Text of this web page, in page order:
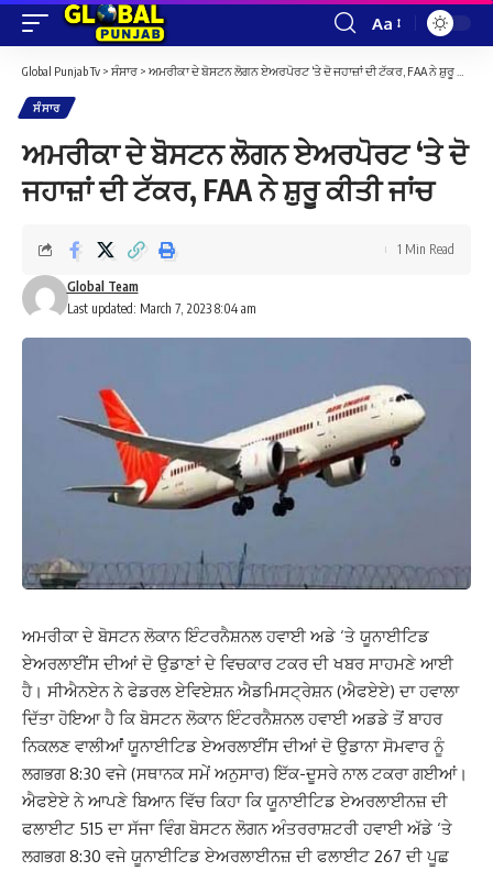
Font
Resizer
Aa
Global Punjab Tv > ਸੰਸਾਰ > ਅਮਰੀਕਾ ਦੇ ਬੋਸਟਨ ਲੋਗਨ ਏਅਰਪੋਰਟ ‘ਤੇ ਦੋ ਜਹਾਜ਼ਾਂ ਦੀ ਟੱਕਰ, FAA ਨੇ ਸ਼ੁਰੂ ਕੀਤੀ ਜਾਂਚ
ਸੰਸਾਰ
ਅਮਰੀਕਾ ਦੇ ਬੋਸਟਨ ਲੋਗਨ ਏਅਰਪੋਰਟ ‘ਤੇ ਦੋ
ਜਹਾਜ਼ਾਂ ਦੀ ਟੱਕਰ, FAA ਨੇ ਸ਼ੁਰੂ ਕੀਤੀ ਜਾਂਚ
Last updated: March 7, 2023 8:04 am
Global Team
1 Min Read
ਅਮਰੀਕਾ ਦੇ ਬੋਸਟਨ ਲੋਕਾਨ ਇੰਟਰਨੈਸ਼ਨਲ ਹਵਾਈ ਅਡੇ ‘ਤੇ ਯੂਨਾਈਟਿਡ
ਏਅਰਲਾਈਂਸ ਦੀਆਂ ਦੋ ਉਡਾਣਾਂ ਦੇ ਵਿਚਕਾਰ ਟਕਰ ਦੀ ਖਬਰ ਸਾਹਮਣੇ ਆਈ
ਹੈ। ਸੀਐਨਏਨ ਨੇ ਫੇਡਰਲ ਏਵਿਏਸ਼ਨ ਐਡਮਿਸਟ੍ਰੇਸ਼ਨ (ਐਫਏਏ) ਦਾ ਹਵਾਲਾ
ਦਿੱਤਾ ਹੋਇਆ ਹੈ ਕਿ ਬੋਸਟਨ ਲੋਕਾਨ ਇੰਟਰਨੈਸ਼ਨਲ ਹਵਾਈ ਅਡਡੇ ਤੋਂ ਬਾਹਰ
ਨਿਕਲਣ ਵਾਲੀਆਂਂ ਯੂਨਾਈਟਿਡ ਏਅਰਲਾਈਂਸ ਦੀਆਂ ਦੋ ਉਡਾਨਾ ਸੋਮਵਾਰ ਨੂੰ
ਲਗਭਗ 8:30 ਵਜੇ (ਸਥਾਨਕ ਸਮੇਂ ਅਨੁਸਾਰ) ਇੱਕ-ਦੂਸਰੇ ਨਾਲ ਟਕਰਾ ਗਈਆਂ।
ਐਫਏਏ ਨੇ ਆਪਣੇ ਬਿਆਨ ਵਿੱਚ ਕਿਹਾ ਕਿ ਯੂਨਾਈਟਿਡ ਏਅਰਲਾਈਨਜ਼ ਦੀ
ਫਲਾਈਟ 515 ਦਾ ਸੱਜਾ ਵਿੰਗ ਬੋਸਟਨ ਲੋਗਨ ਅੰਤਰਰਾਸ਼ਟਰੀ ਹਵਾਈ ਅੱਡੇ ‘ਤੇ
ਲਗਭਗ 8:30 ਵਜੇ ਯੂਨਾਈਟਿਡ ਏਅਰਲਾਈਨਜ਼ ਦੀ ਫਲਾਈਟ 267 ਦੀ ਪੂਛ